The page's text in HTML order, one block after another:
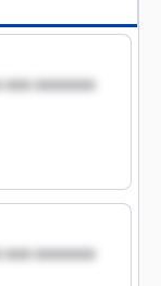
xxx xxxxxxx
xxx xxxxxxx